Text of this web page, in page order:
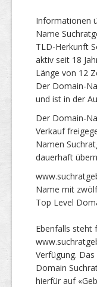
Informationen
Name
TLD-Herkunft
aktiv seit 18
Länge von 12
Der Domain-
und ist in der
Der Domain-
Verkauf
Namen
dauerhaft
Name mit
Top Level
Ebenfalls steht
Verfügung.
Domain
hierfür auf